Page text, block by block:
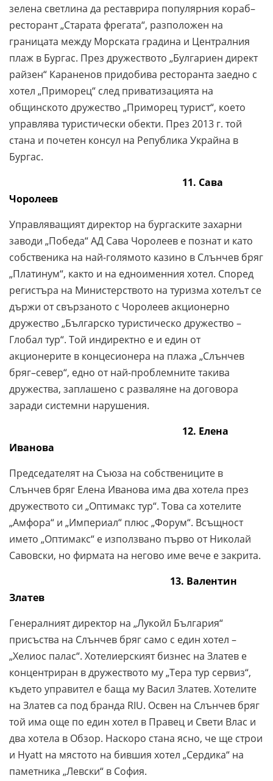
зелена светлина да реставрира популярния кораб–
ресторант „Старата фрегата“, разположен на
границата между Морската градина и Централния
плаж в Бургас. През дружеството „Булгариен директ
райзен“ Караненов придобива ресторанта заедно с
хотел „Приморец“ след приватизацията на
общинското дружество „Приморец турист“, което
управлява туристически обекти. През 2013 г. той
стана и почетен консул на Република Украйна в
Бургас.
11. Сава
Чоролеев
Управляващият директор на бургаските захарни
заводи „Победа“ АД Сава Чоролеев е познат и като
собственика на най-голямото казино в Слънчев бряг
„Платинум“, както и на едноименния хотел. Според
регистъра на Министерството на туризма хотелът се
държи от свързаното с Чоролеев акционерно
дружество „Българско туристическо дружество –
Глобал тур“. Той индиректно е и един от
акционерите в концесионера на плажа „Слънчев
бряг–север“, едно от най-проблемните такива
дружества, заплашено с разваляне на договора
заради системни нарушения.
12. Елена
Иванова
Председателят на Съюза на собствениците в
Слънчев бряг Елена Иванова има два хотела през
дружеството си „Оптимакс тур“. Това са хотелите
„Амфора“ и „Империал“ плюс „Форум“. Всъщност
името „Оптимакс“ е използвано първо от Николай
Савовски, но фирмата на негово име вече е закрита.
13. Валентин
Златев
Генералният директор на „Лукойл България“
присъства на Слънчев бряг само с един хотел –
„Хелиос палас“. Хотелиерският бизнес на Златев е
концентриран в дружеството му „Тера тур сервиз“,
където управител е баща му Васил Златев. Хотелите
на Златев са под бранда RIU. Освен на Слънчев бряг
той има още по един хотел в Правец и Свети Влас и
два хотела в Обзор. Наскоро стана ясно, че ще строи
и Hyatt на мястото на бившия хотел „Сердика“ на
паметника „Левски“ в София.